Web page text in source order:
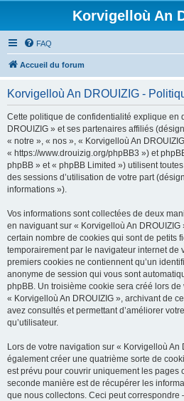
Korvigelloù An
FAQ
Accueil du forum
Korvigelloù An DROUIZIG -
Cette politique de confidentialité explique en
DROUIZIG » et ses partenaires affiliés
« notre », « nos », « Korvigelloù An
« https://www.drouizig.org/phpBB3 ») et
phpBB » et « phpBB Limited ») utilisent
des sessions d’utilisation de votre part
informations »).
Vos informations sont collectées de deux
en naviguant sur « Korvigelloù An
certain nombre de cookies qui sont de petits
temporairement par le navigateur internet de
premiers cookies ne contiennent qu’un
anonyme de session qui vous sont
phpBB. Un troisième cookie sera créé lors
« Korvigelloù An DROUIZIG », archivant de
avez consultés et permettant d’améliorer
qu’utilisateur.
Lors de votre navigation sur « Korvigelloù An
également créer une quatrième sorte de
est prévu pour couvrir uniquement les pages
seconde manière est de récupérer les
que nous collectons. Ceci peut